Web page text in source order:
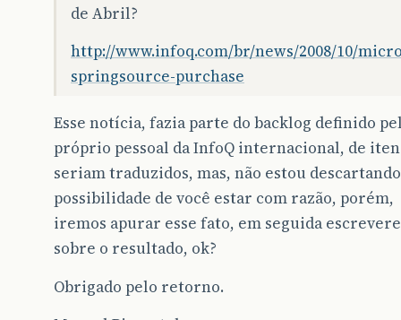
de Abril?
http://www.infoq.com/br/news/2008/10/
springsource-purchase
Esse notícia, fazia parte do backlog definido
próprio pessoal da InfoQ internacional, de
seriam traduzidos, mas, não estou
possibilidade de você estar com razão, porém,
iremos apurar esse fato, em seguida
sobre o resultado, ok?
Obrigado pelo retorno.